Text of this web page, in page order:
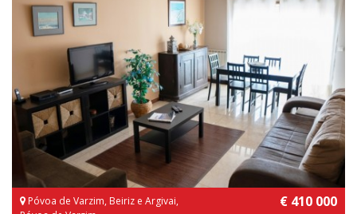
Póvoa de Varzim, Beiriz e Argivai,
€ 410 000